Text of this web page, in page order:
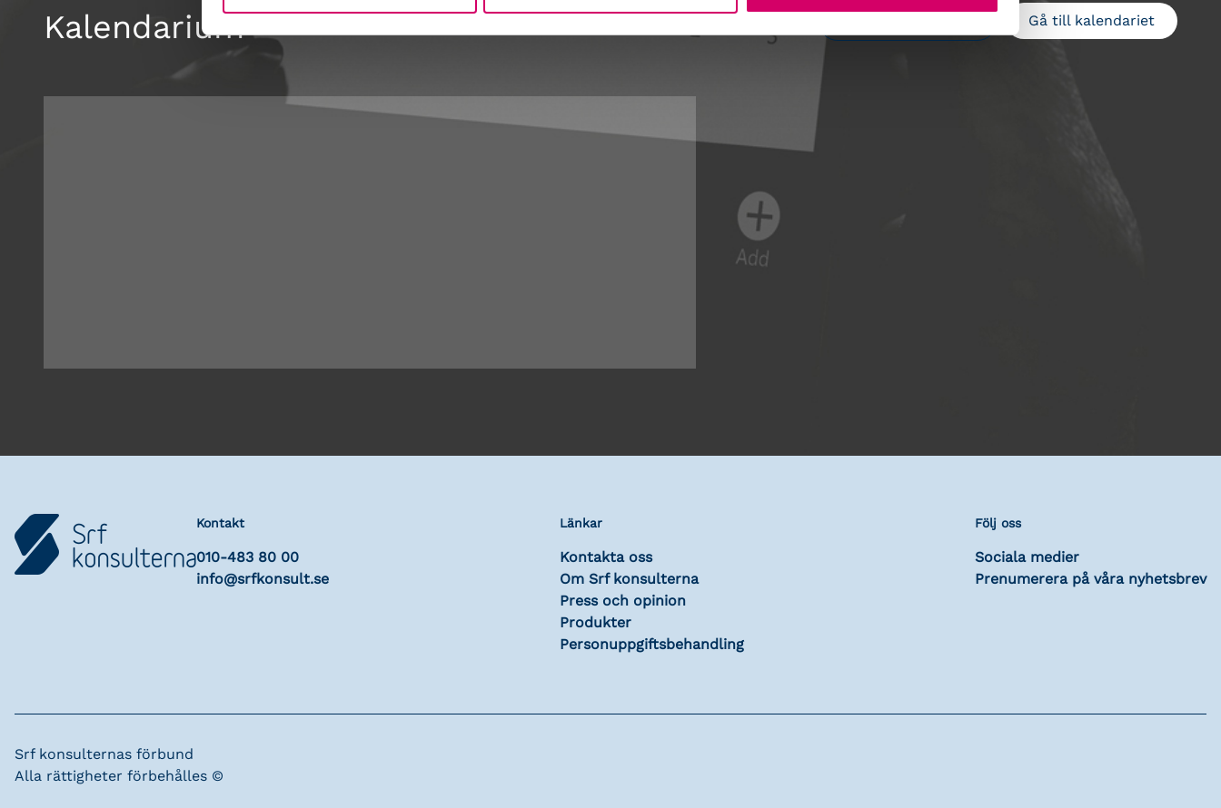
Kalendarium Gå till kalendariet
Kontakt
010-483 80 00
info@srfkonsult.se
Länkar
Kontakta oss
Om Srf konsulterna
Press och opinion
Produkter
Personuppgiftsbehandling
Följ oss
Sociala medier
Prenumerera på våra nyhetsbrev
Srf konsulternas förbund
Alla rättigheter förbehålles ©